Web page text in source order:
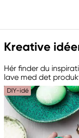
Kreative
Hér finder du
lave med det
DIY-idé